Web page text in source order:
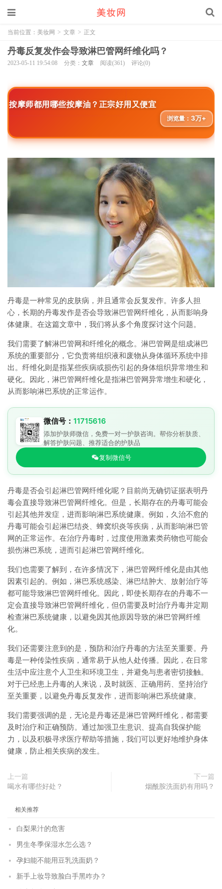
当前位置： 美妆网 > 文章 > 正文
丹毒反复发作会导致淋巴管网纤维化吗？
2023-05-11 19:54:08 分类： 文章 阅读(361) 评论(0)
按摩师都用哪些按摩油？正宗好用又便宜
浏览量： 3万+
丹毒是一种常见的皮肤病，并且通常会反复发作。许多人担
心，长期的丹毒发作是否会导致淋巴管网纤维化，从而影响身
体健康。在这篇文章中，我们将从多个角度探讨这个问题。
我们需要了解淋巴管网和纤维化的概念。淋巴管网是组成淋巴
系统的重要部分，它负责将组织液和废物从身体循环系统中排
出。纤维化则是指某些疾病或损伤引起的身体组织异常增生和
硬化。因此，淋巴管网纤维化是指淋巴管网异常增生和硬化，
从而影响淋巴系统的正常运作。
微信号： 11715616
添加护肤师微信，免费一对一护肤咨询。帮你分析肤质、
解答护肤问题、推荐适合的护肤品
复制微信号
丹毒是否会引起淋巴管网纤维化呢？目前尚无确切证据表明丹
毒会直接导致淋巴管网纤维化。但是，长期存在的丹毒可能会
引起其他并发症，进而影响淋巴系统健康。例如，久治不愈的
丹毒可能会引起淋巴结炎、蜂窝织炎等疾病，从而影响淋巴管
网的正常运作。在治疗丹毒时，过度使用激素类药物也可能会
损伤淋巴系统，进而引起淋巴管网纤维化。
我们也需要了解到，在许多情况下，淋巴管网纤维化是由其他
因素引起的。例如，淋巴系统感染、淋巴结肿大、放射治疗等
都可能导致淋巴管网纤维化。因此，即使长期存在的丹毒不一
定会直接导致淋巴管网纤维化，但仍需要及时治疗丹毒并定期
检查淋巴系统健康，以避免因其他原因导致的淋巴管网纤维
化。
我们还需要注意到的是，预防和治疗丹毒的方法至关重要。丹
毒是一种传染性疾病，通常易于从他人处传播。因此，在日常
生活中应注意个人卫生和环境卫生，并避免与患者密切接触。
对于已经患上丹毒的人来说，及时就医、正确用药、坚持治疗
至关重要，以避免丹毒反复发作，进而影响淋巴系统健康。
我们需要强调的是，无论是丹毒还是淋巴管网纤维化，都需要
及时治疗和正确预防。通过加强卫生意识、提高自我保护能
力，以及积极寻求医疗帮助等措施，我们可以更好地维护身体
健康，防止相关疾病的发生。
上一篇
喝水有哪些好处？
下一篇
烟酰胺洗面奶有用吗？
相关推荐
白梨果汁的危害
男生冬季保湿水怎么选？
孕妇能不能用豆乳洗面奶？
新手上妆导致脸白手黑咋办？